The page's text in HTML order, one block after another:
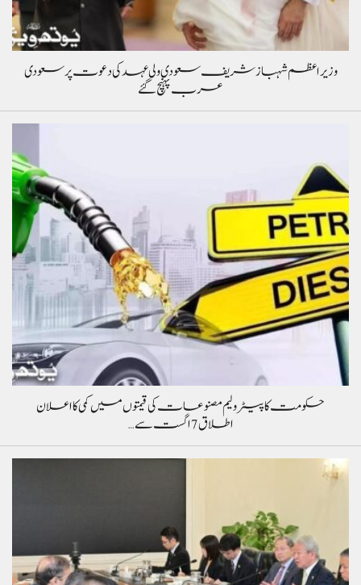
وزیراعظم شہباز شریف سعودی ولی عہد کی دعوت پر سعودی
عرب پہنچ گئے
حکومت کا پیٹرولیم مصنوعات کی قیمتوں میں کمی کا اعلان
اطلاق 7 اگست سے…